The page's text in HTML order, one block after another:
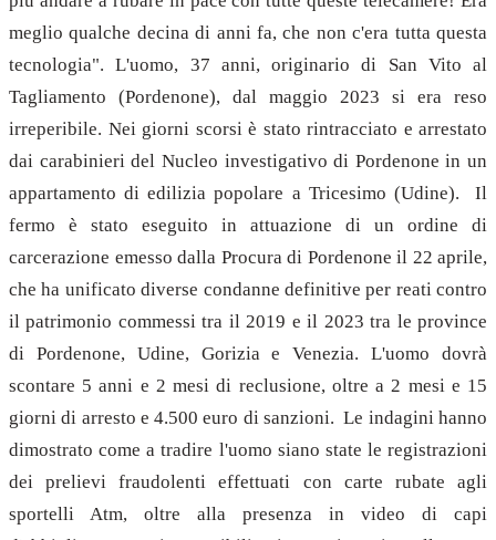
meglio qualche decina di anni fa, che non c'era tutta questa
tecnologia". L'uomo, 37 anni, originario di San Vito al
Tagliamento (Pordenone), dal maggio 2023 si era reso
irreperibile. Nei giorni scorsi è stato rintracciato e arrestato
dai carabinieri del Nucleo investigativo di Pordenone in un
appartamento di edilizia popolare a Tricesimo (Udine). Il
fermo è stato eseguito in attuazione di un ordine di
carcerazione emesso dalla Procura di Pordenone il 22 aprile,
che ha unificato diverse condanne definitive per reati contro
il patrimonio commessi tra il 2019 e il 2023 tra le province
di Pordenone, Udine, Gorizia e Venezia. L'uomo dovrà
scontare 5 anni e 2 mesi di reclusione, oltre a 2 mesi e 15
giorni di arresto e 4.500 euro di sanzioni. Le indagini hanno
dimostrato come a tradire l'uomo siano state le registrazioni
dei prelievi fraudolenti effettuati con carte rubate agli
sportelli Atm, oltre alla presenza in video di capi